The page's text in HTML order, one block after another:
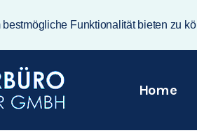
Funktionalität bieten zu
Navigation
Home